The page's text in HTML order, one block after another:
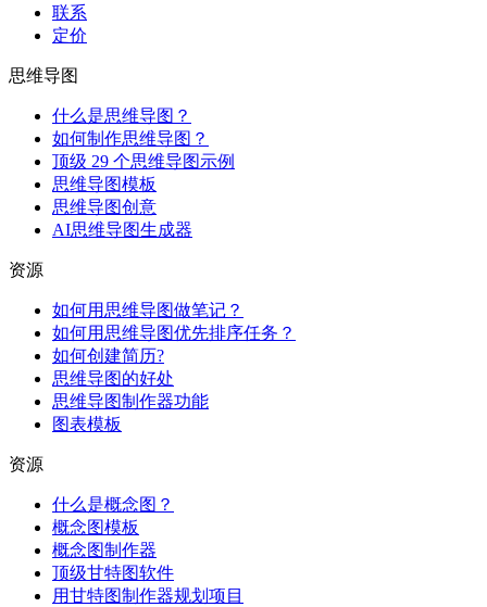
联系
定价
思维导图
什么是思维导图？
如何制作思维导图？
顶级 29 个思维导图示例
思维导图模板
思维导图创意
AI思维导图生成器
资源
如何用思维导图做笔记？
如何用思维导图优先排序任务？
如何创建简历?
思维导图的好处
思维导图制作器功能
图表模板
资源
什么是概念图？
概念图模板
概念图制作器
顶级甘特图软件
用甘特图制作器规划项目